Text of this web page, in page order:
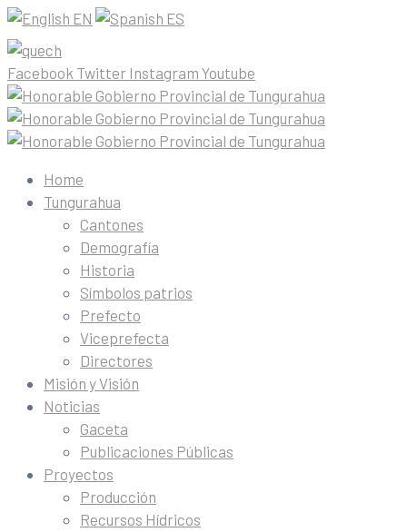
EN ES
Facebook Twitter Instagram Youtube
Home
Tungurahua
Cantones
Demografía
Historia
Símbolos patrios
Prefecto
Viceprefecta
Directores
Misión y Visión
Noticias
Gaceta
Publicaciones Públicas
Proyectos
Producción
Recursos Hídricos